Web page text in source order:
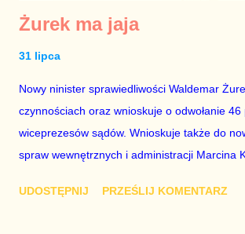
Żurek ma jaja
31 lipca
Nowy ninister sprawiedliwości Waldemar
czynnościach oraz wnioskuje o odwołanie 46
wiceprezesów sądów. Wnioskuje także do
spraw wewnętrznych i administracji Marcina
poinformował, że jeszcze przed powołaniem
UDOSTĘPNIJ PRZEŚLIJ KOMENTARZ